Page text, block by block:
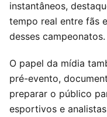
instantâneos,
tempo real entre fãs
desses campeonatos.
O papel da mídia
pré-evento,
preparar o público
esportivos e